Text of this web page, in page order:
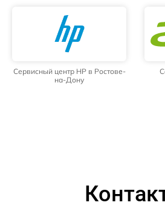
Сервисный центр HP в Ростове-
на-Дону